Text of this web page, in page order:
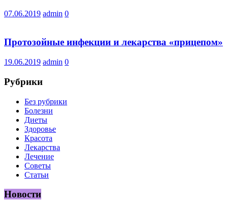
07.06.2019 admin 0
Протозойные инфекции и лекарства «прицепом»
19.06.2019 admin 0
Рубрики
Без рубрики
Болезни
Диеты
Здоровье
Красота
Лекарства
Лечение
Советы
Статьи
Новости